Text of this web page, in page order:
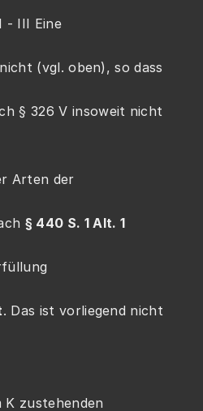
a. Leistungsbefreiung nach § 275 I - III Eine
(vgl. oben), so dass
Arten der
. Das ist vorliegend nicht
K zustehenden